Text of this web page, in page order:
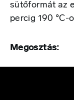
sütőformát az
percig 190 °C-
Megosztás: